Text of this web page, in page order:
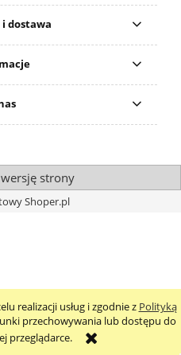
realizacji usług i zgodnie z Polityką
przechowywania lub dostępu do
przeglądarce.
i dostawa
wersję strony
Shoper.pl